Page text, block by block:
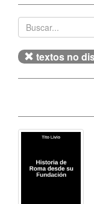
textos no